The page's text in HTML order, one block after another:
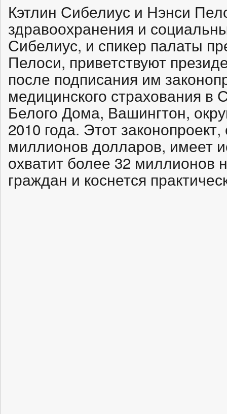
Кэтлин Сибелиус и Нэнси
здравоохранения и
Сибелиус, и спикер палаты
Пелоси, приветствуют
после подписания им
медицинского страхования
Белого Дома, Вашингтон,
2010 года. Этот
миллионов долларов, имеет
охватит более 32 миллионов
граждан и коснется